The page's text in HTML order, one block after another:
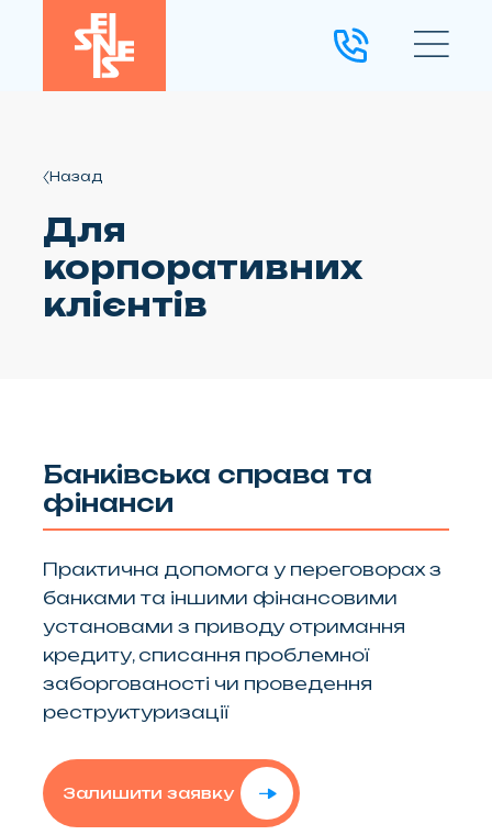
Назад
Для
корпоративних
клієнтів
Банківська справа та
фінанси
Практична допомога у переговорах з
банками та іншими фінансовими
установами з приводу отримання
кредиту, списання проблемної
заборгованості чи проведення
реструктуризації
Залишити заявку